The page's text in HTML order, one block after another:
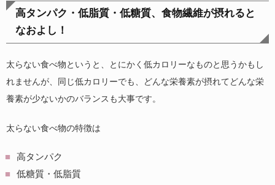
高タンパク・低脂質・低糖質、食物繊維が摂れると
なおよし！
太らない食べ物というと、とにかく低カロリーなものと思うかもし
れませんが、同じ低カロリーでも、どんな栄養素が摂れてどんな栄
養素が少ないかのバランスも大事です。
太らない食べ物の特徴は
高タンパク
低糖質・低脂質